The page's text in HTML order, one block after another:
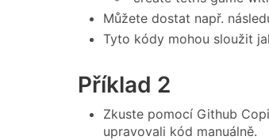
Můžete dostat např.
Tyto kódy mohou sloužit
Příklad 2
Zkuste pomocí Github
upravovali kód manuálně.